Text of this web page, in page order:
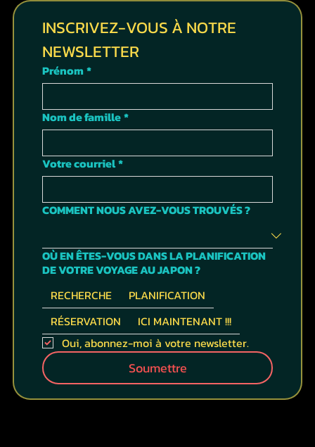
INSCRIVEZ-VOUS À NOTRE
NEWSLETTER
Prénom *
Nom de famille*
Votre courriel*
COMMENT NOUS AVEZ-VOUS TROUVÉS ?
OÙ EN ÊTES-VOUS DANS LA PLANIFICATION
DE VOTRE VOYAGE AU JAPON ?
RECHERCHE
PLANIFICATION
RÉSERVATION
ICI MAINTENANT !!!
Oui, abonnez-moi à votre newsletter.
Soumettre